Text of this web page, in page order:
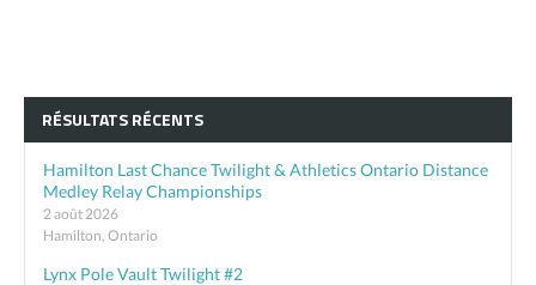
RÉSULTATS RÉCENTS
Hamilton Last Chance Twilight & Athletics Ontario Distance
Medley Relay Championships
2 août 2026
Hamilton, Ontario
Lynx Pole Vault Twilight #2